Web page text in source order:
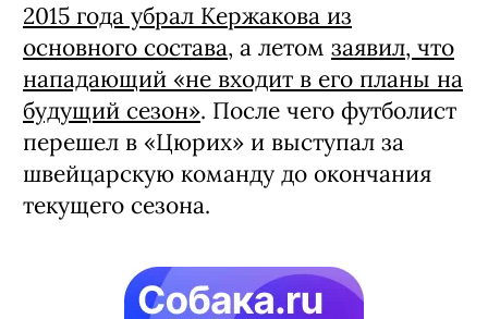
2015 года убрал Кержакова из
основного состава, а летом заявил, что
нападающий «не входит в его планы на
будущий сезон». После чего футболист
перешел в «Цюрих» и выступал за
швейцарскую команду до окончания
текущего сезона.